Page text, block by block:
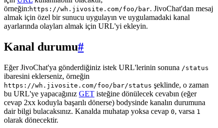
örneğin: https://wh.jivosite.com/foo/bar. JivoChat'dan mesaj
almak için özel bir sunucu uygulayın ve uygulamadaki kanal
ayarlarında olayları almak için URL'yi ekleyin.
Kanal durumu#
Eğer JivoChat'ya gönderdiğiniz istek URL'lerinin sonuna /status
ibaresini eklerseniz, örneğin
https://wh.jivosite.com/foo/bar/status şeklinde, o zaman
bu URL'ye yapacağınız GET isteğine dönülecek cevabın (eğer
cevap 2xx koduyla başarılı dönerse) bodysinde kanalın durumuna
dair bilgi bulacaksınız. Kanalda muhatap yoksa cevap 0, varsa 1
olarak dönecektir.